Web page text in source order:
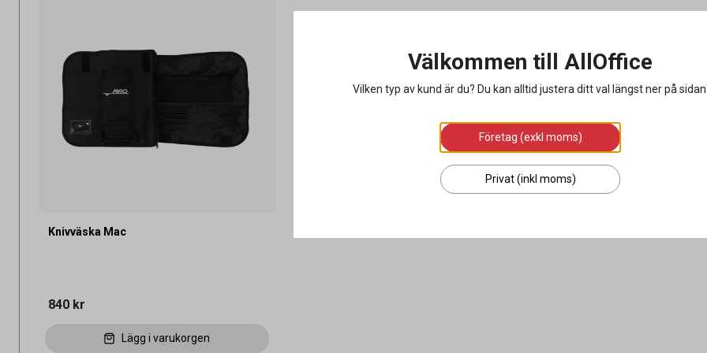
Knivväska Mac
840 kr
Lägg i varukorgen
Välkommen till AllOffice
Vilken typ av kund är du? Du kan alltid justera ditt val längst ner på
Företag (exkl moms)
Privat (inkl moms)